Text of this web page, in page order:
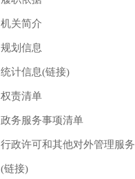
机关简介
规划信息
统计信息(链接)
权责清单
政务服务事项清单
行政许可和其他对外管理服务
(链接)